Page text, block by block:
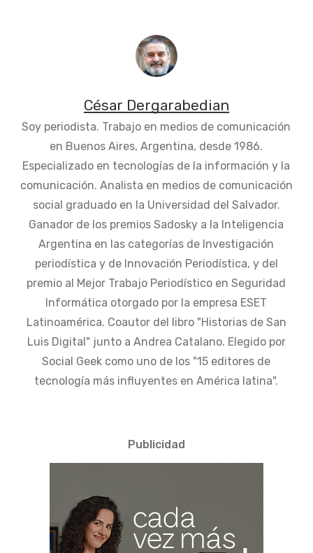
César Dergarabedian
Soy periodista. Trabajo en medios de comunicación
en Buenos Aires, Argentina, desde 1986.
Especializado en tecnologías de la información y la
comunicación. Analista en medios de comunicación
social graduado en la Universidad del Salvador.
Ganador de los premios Sadosky a la Inteligencia
Argentina en las categorías de Investigación
periodística y de Innovación Periodística, y del
premio al Mejor Trabajo Periodístico en Seguridad
Informática otorgado por la empresa ESET
Latinoamérica. Coautor del libro "Historias de San
Luis Digital" junto a Andrea Catalano. Elegido por
Social Geek como uno de los "15 editores de
tecnología más influyentes en América latina".
Publicidad